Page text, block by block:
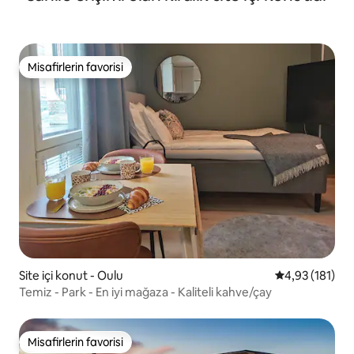
Misafirlerin favorisi
Misafirlerin favorisi
Site içi konut - Oulu 5 üzerinden
4,93 (181)
Temiz - Park - En iyi mağaza - Kaliteli kahve/çay
Misafirlerin favorisi
Misafirlerin favorisi